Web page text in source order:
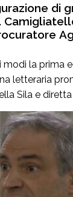
di
la prima
letteraria
Sila e
al 19 agosto
tra i più
culturale e
di Piazza